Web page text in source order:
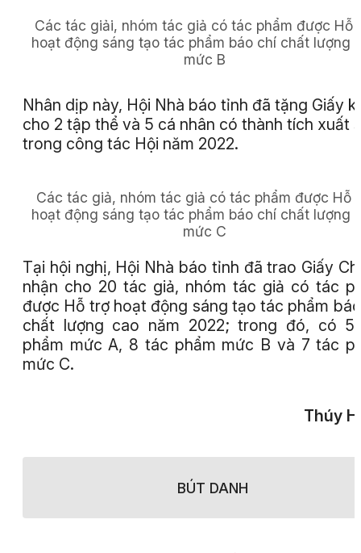
Các tác giải, nhóm tác giả có tác phẩm được Hỗ
hoạt động sáng tạo tác phẩm báo chí chất lượng
mức B
Nhân dịp này, Hội Nhà báo tỉnh đã tặng Giấy
cho 2 tập thể và 5 cá nhân có thành tích xuất
trong công tác Hội năm 2022.
Các tác giả, nhóm tác giả có tác phẩm được Hỗ
hoạt động sáng tạo tác phẩm báo chí chất lượng
mức C
Tại hội nghị, Hội Nhà báo tỉnh đã trao Giấy
nhận cho 20 tác giả, nhóm tác giả có tác
được Hỗ trợ hoạt động sáng tạo tác phẩm
chất lượng cao năm 2022; trong đó, có 5
phẩm mức A, 8 tác phẩm mức B và 7 tác
mức C.
Thúy
BÚT DANH